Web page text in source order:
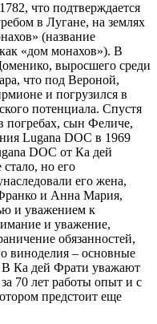
что подтверждается
в Лугане, на землях
(название
«дом монахов»). В
выросшего среди
что под Вероной,
и погрузился в
потенциала. Спустя
погребах, сын Феличе,
Lugana DOC в 1969
DOC от Ка дей
но его
его жена,
и Анна Мария,
и уважением к
и уважение,
обязанностей,
виноделия – основные
В Ка дей Фрати уважают
70 лет работы опыт и с
предстоит еще